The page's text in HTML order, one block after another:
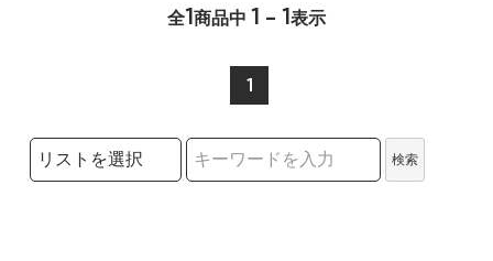
全1商品中 1 - 1表示
1
検索リストの選択
検索